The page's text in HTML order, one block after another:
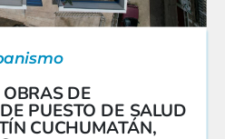
DE
PUESTO DE SALUD
CUCHUMATÁN,